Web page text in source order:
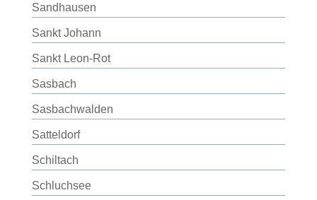
Sandhausen
Sankt Johann
Sankt Leon-Rot
Sasbach
Sasbachwalden
Satteldorf
Schiltach
Schluchsee